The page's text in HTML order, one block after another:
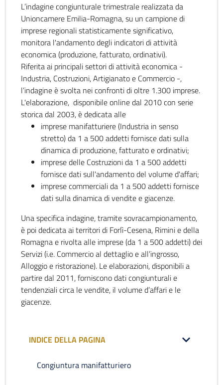
L’indagine congiunturale trimestrale realizzata da
Unioncamere Emilia-Romagna, su un campione di
imprese regionali statisticamente significativo,
monitora l'andamento degli indicatori di attività
economica (produzione, fatturato, ordinativi).
Riferita ai principali settori di attività economica -
Industria, Costruzioni, Artigianato e Commercio -,
l’indagine è svolta nei confronti di oltre 1.300 imprese.
L'elaborazione, disponibile online dal 2010 con serie
storica dal 2003, è dedicata alle
imprese manifatturiere (Industria in senso
stretto) da 1 a 500 addetti fornisce dati sulla
dinamica di produzione, fatturato e ordinativi;
imprese delle Costruzioni da 1 a 500 addetti
fornisce dati sull'andamento del volume d'affari;
imprese commerciali da 1 a 500 addetti fornisce
dati sulla dinamica di vendite e giacenze.
Una specifica indagine, tramite sovracampionamento,
è poi dedicata ai territori di Forlì-Cesena, Rimini e della
Romagna e rivolta alle imprese (da 1 a 500 addetti) dei
Servizi (i.e. Commercio al dettaglio e all’ingrosso,
Alloggio e ristorazione). Le elaborazioni, disponibili a
partire dal 2011, forniscono dati congiunturali e
tendenziali circa le vendite, il volume d’affari e le
giacenze.
INDICE DELLA PAGINA
Congiuntura manifatturiero